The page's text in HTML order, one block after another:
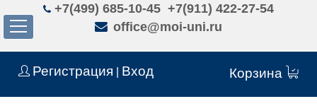
Регистрация Вход Корзина
+7(499) 685-10-45 +7(911) 422-27-54
office@moi-uni.ru